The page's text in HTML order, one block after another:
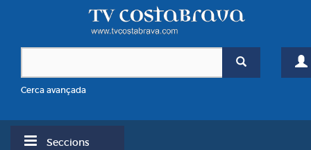
Cerca avançada
Seccions